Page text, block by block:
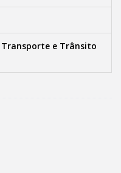
e Trânsito